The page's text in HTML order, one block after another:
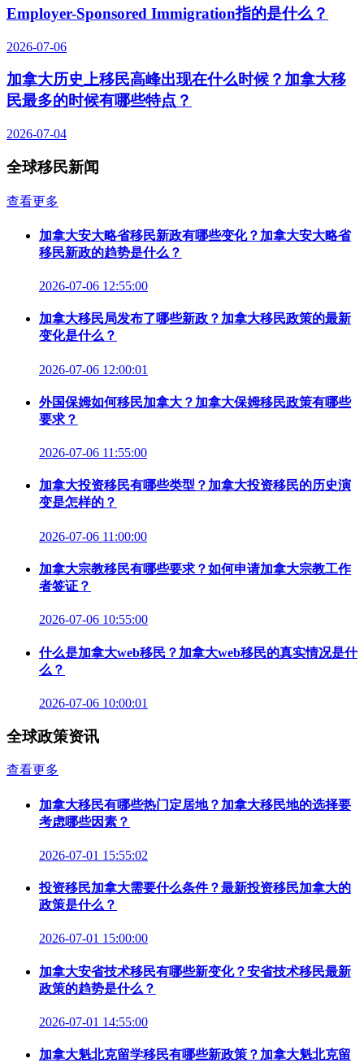
Employer-Sponsored Immigration指的是什么？
2026-07-06
加拿大历史上移民高峰出现在什么时候？加拿大移
民最多的时候有哪些特点？
2026-07-04
全球移民新闻
查看更多
加拿大安大略省移民新政有哪些变化？加拿大安大略省
移民新政的趋势是什么？
2026-07-06 12:55:00
加拿大移民局发布了哪些新政？加拿大移民政策的最新
变化是什么？
2026-07-06 12:00:01
外国保姆如何移民加拿大？加拿大保姆移民政策有哪些
要求？
2026-07-06 11:55:00
加拿大投资移民有哪些类型？加拿大投资移民的历史演
变是怎样的？
2026-07-06 11:00:00
加拿大宗教移民有哪些要求？如何申请加拿大宗教工作
者签证？
2026-07-06 10:55:00
什么是加拿大web移民？加拿大web移民的真实情况是什
么？
2026-07-06 10:00:01
全球政策资讯
查看更多
加拿大移民有哪些热门定居地？加拿大移民地的选择要
考虑哪些因素？
2026-07-01 15:55:02
投资移民加拿大需要什么条件？最新投资移民加拿大的
政策是什么？
2026-07-01 15:00:00
加拿大安省技术移民有哪些新变化？安省技术移民最新
政策的趋势是什么？
2026-07-01 14:55:00
加拿大魁北克留学移民有哪些新政策？加拿大魁北克留